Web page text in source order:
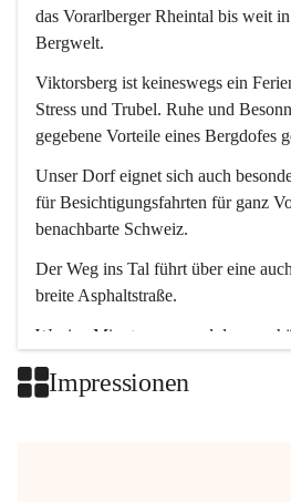
das Vorarlberger Rheintal bis weit
Bergwelt.
Viktorsberg ist keineswegs ein
Stress und Trubel. Ruhe und
gegebene Vorteile eines Bergdofes
Unser Dorf eignet sich auch
für Besichtigungsfahrten für ganz
benachbarte Schweiz.
Der Weg ins Tal führt über eine
breite Asphaltstraße.
Wenige Minuten nur, und das
Impressionen